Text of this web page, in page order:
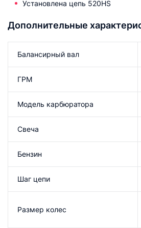
Установлена цепь 520HS
Дополнительные
Балансирный вал
ГРМ
Модель карбюратора
Свеча
Бензин
Шаг цепи
Размер колес